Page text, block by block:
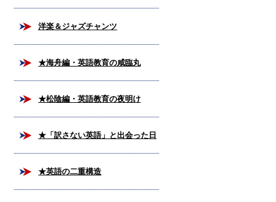
法
洋楽＆ジャズチャンツ
★海舟編・英語教育の咸臨丸
★松陰編・英語教育の夜明け
★「訳さない英語」と出会った日
★英語の二重構造